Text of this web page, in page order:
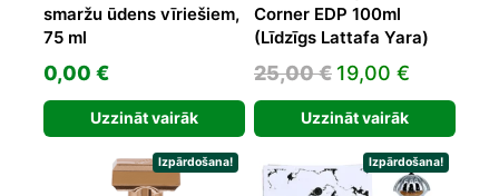
smaržu ūdens vīriešiem,
75 ml
0,00 €
Uzzināt vairāk
Corner EDP 100ml
(Līdzīgs Lattafa Yara)
25,00€ Original
price
was:
25,00 €.
19,00 €
price
is:
19,00 €.
Uzzināt vairāk
Izpārdošana! Izpārdošana!